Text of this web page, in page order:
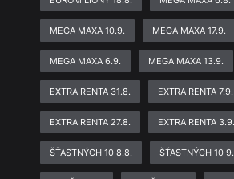
MEGA MAXA 10.9. MEGA MAXA 17.9.
MEGA MAXA 6.9. MEGA MAXA 13.9.
EXTRA RENTA 31.8. EXTRA RENTA 7.9.
EXTRA RENTA 27.8. EXTRA RENTA 3.9.
ŠŤASTNÝCH 10 8.8. ŠŤASTNÝCH 10